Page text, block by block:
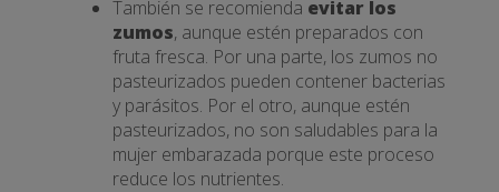
También se recomienda evitar los
zumos, aunque estén preparados con
fruta fresca. Por una parte, los zumos no
pasteurizados pueden contener bacterias
y parásitos. Por el otro, aunque estén
pasteurizados, no son saludables para la
mujer embarazada porque este proceso
reduce los nutrientes.